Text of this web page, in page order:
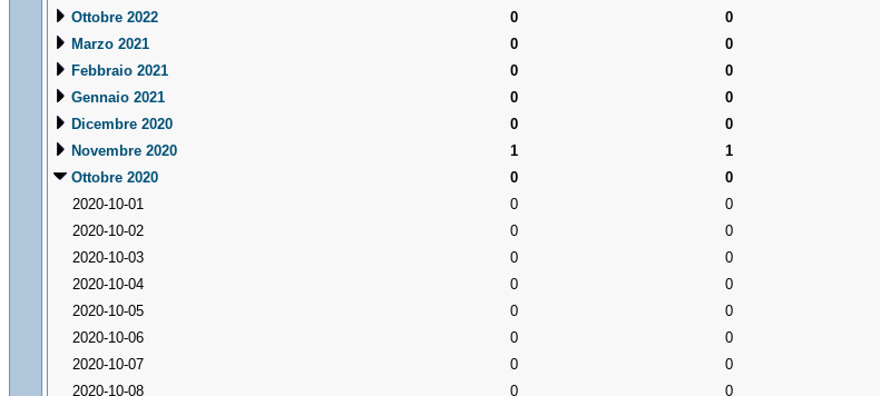
Ottobre 2022
0 0
Marzo 2021
0 0
Febbraio 2021
0 0
Gennaio 2021
0 0
Dicembre 2020
0 0
Novembre 2020
1 1
Ottobre 2020
0 0
2020-10-01
0 0
2020-10-02
0 0
2020-10-03
0 0
2020-10-04
0 0
2020-10-05
0 0
2020-10-06
0 0
2020-10-07
0 0
2020-10-08
0 0